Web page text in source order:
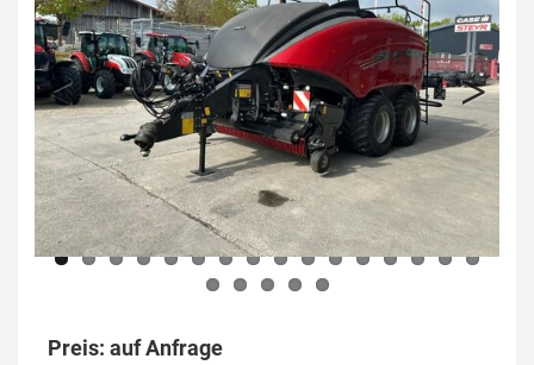
Previous Next
Preis: auf Anfrage